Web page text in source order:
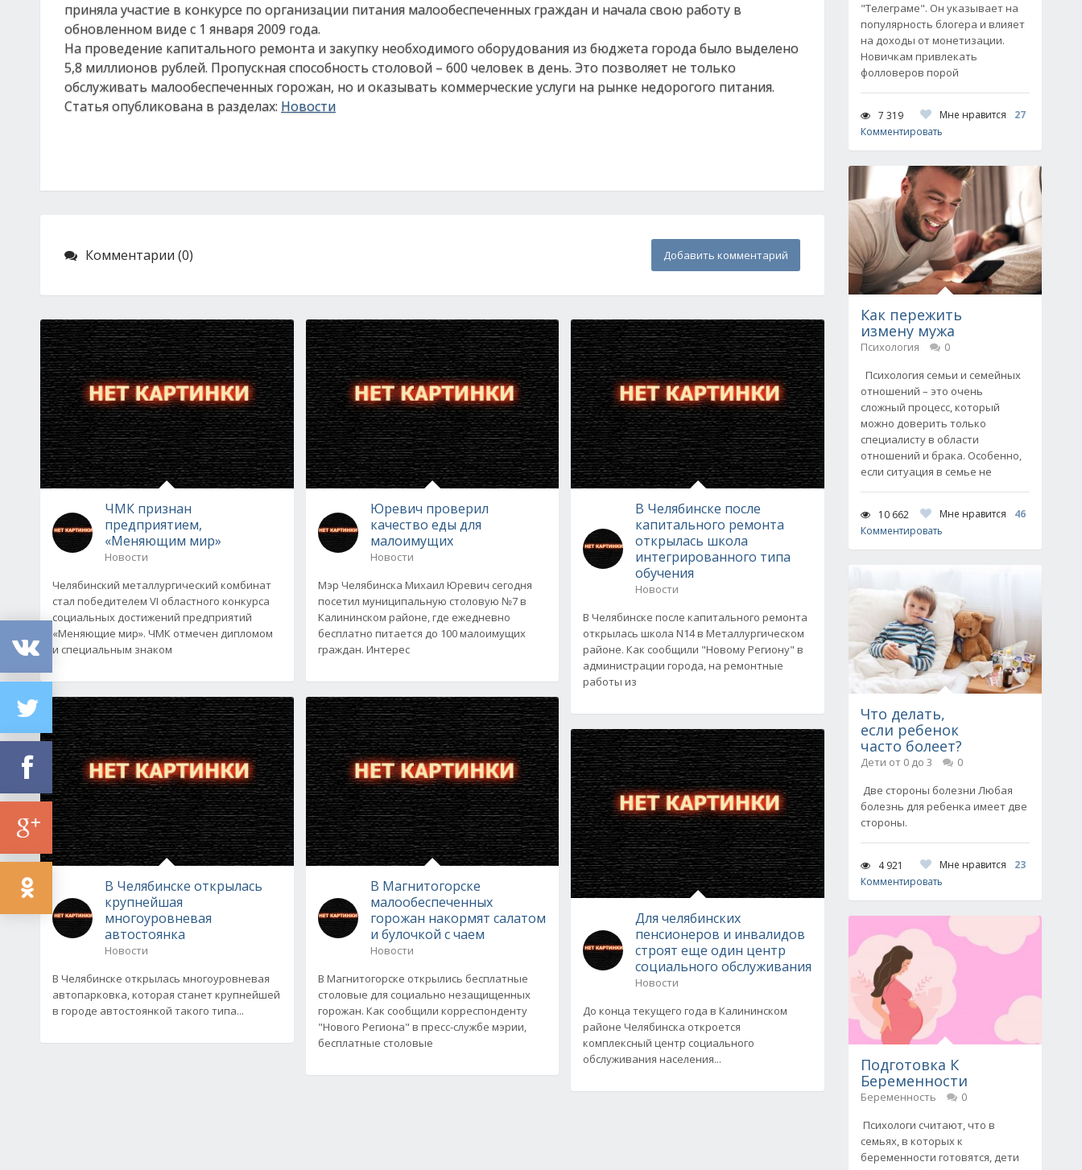
приняла участие в конкурсе по организации питания малообеспеченных граждан и начала свою работу в
обновленном виде с 1 января 2009 года.
На проведение капитального ремонта и закупку необходимого оборудования из бюджета города было выделено
5,8 миллионов рублей. Пропускная способность столовой – 600 человек в день. Это позволяет не только
обслуживать малообеспеченных горожан, но и оказывать коммерческие услуги на рынке недорогого питания.
Статья опубликована в разделах: Новости
Комментарии (0) Добавить комментарий
ЧМК признан
предприятием,
«Меняющим мир»
Новости
Челябинский металлургический комбинат
стал победителем VI областного конкурса
социальных достижений предприятий
«Меняющие мир». ЧМК отмечен дипломом
и специальным знаком
В Челябинске открылась
крупнейшая
многоуровневая
автостоянка
Новости
В Челябинске открылась многоуровневая
автопарковка, которая станет крупнейшей
в городе автостоянкой такого типа...
Юревич проверил
качество еды для
малоимущих
Новости
Мэр Челябинска Михаил Юревич сегодня
посетил муниципальную столовую №7 в
Калининском районе, где ежедневно
бесплатно питается до 100 малоимущих
граждан. Интерес
В Магнитогорске
малообеспеченных
горожан накормят салатом
и булочкой с чаем
Новости
В Магнитогорске открылись бесплатные
столовые для социально незащищенных
горожан. Как сообщили корреспонденту
"Нового Региона" в пресс-службе мэрии,
бесплатные столовые
В Челябинске после
капитального ремонта
открылась школа
интегрированного типа
обучения
Новости
В Челябинске после капитального ремонта
открылась школа N14 в Металлургическом
районе. Как сообщили "Новому Региону" в
администрации города, на ремонтные
работы из
Для челябинских
пенсионеров и инвалидов
строят еще один центр
социального обслуживания
Новости
До конца текущего года в Калининском
районе Челябинска откроется
комплексный центр социального
обслуживания населения...
"Телеграме". Он указывает на
популярность блогера и влияет
на доходы от монетизации.
Новичкам привлекать
фолловеров порой
7 319 Мне нравится
27
Комментировать
Как пережить
измену мужа
Психология
0
Психология семьи и семейных
отношений – это очень
сложный процесс, который
можно доверить только
специалисту в области
отношений и брака. Особенно,
если ситуация в семье не
10 662 Мне нравится
46
Комментировать
Что делать,
если ребенок
часто болеет?
Дети от 0 до 3
0
Две стороны болезни Любая
болезнь для ребенка имеет две
стороны.
4 921 Мне нравится
23
Комментировать
Подготовка К
Беременности
Беременность
0
Психологи считают, что в
семьях, в которых к
беременности готовятся, дети